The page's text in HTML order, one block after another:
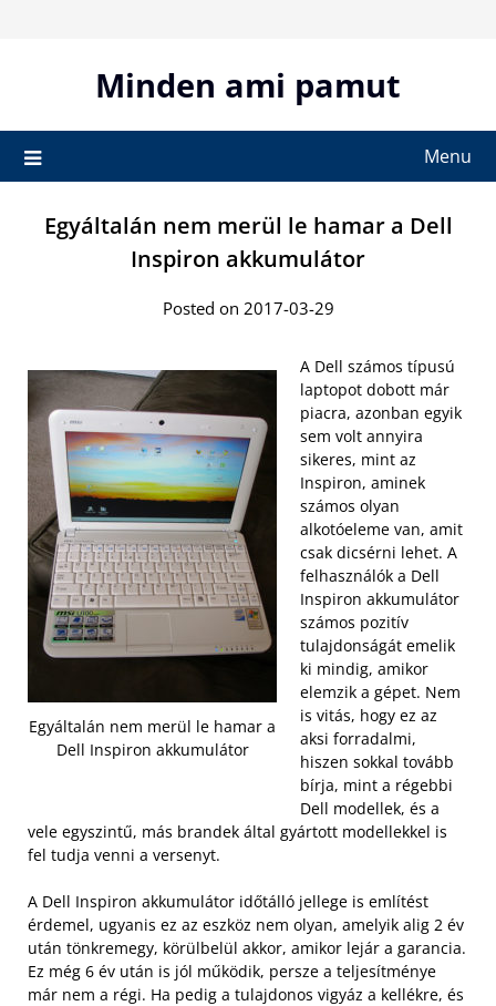
Minden ami pamut
Menu
Egyáltalán nem merül le hamar a Dell
Inspiron akkumulátor
Posted on 2017-03-29
Egyáltalán nem merül le hamar a
Dell Inspiron akkumulátor
A Dell számos típusú
laptopot dobott már
piacra, azonban egyik
sem volt annyira
sikeres, mint az
Inspiron, aminek
számos olyan
alkotóeleme van, amit
csak dicsérni lehet. A
felhasználók a Dell
Inspiron akkumulátor
számos pozitív
tulajdonságát emelik
ki mindig, amikor
elemzik a gépet. Nem
is vitás, hogy ez az
aksi forradalmi,
hiszen sokkal tovább
bírja, mint a régebbi
Dell modellek, és a
vele egyszintű, más brandek által gyártott modellekkel is
fel tudja venni a versenyt.
A Dell Inspiron akkumulátor időtálló jellege is említést
érdemel, ugyanis ez az eszköz nem olyan, amelyik alig 2 év
után tönkremegy, körülbelül akkor, amikor lejár a garancia.
Ez még 6 év után is jól működik, persze a teljesítménye
már nem a régi. Ha pedig a tulajdonos vigyáz a kellékre, és